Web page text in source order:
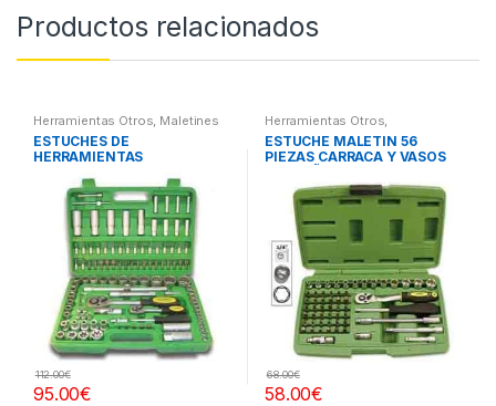
Productos relacionados
Herramientas Otros, Maletines
Herramientas, Extractores,
Compresímetros, otros
ESTUCHES DE
HERRAMIENTAS
95.00€
112.00€
Herramientas Otros,
Herramientas De Mano,
Herramientas De Mano,
Maletines Herramientas,
Extractores, Compresímetros,
ESTUCHE MALETIN 56
PIEZAS CARRACA Y VASOS
58.00€
68.00€